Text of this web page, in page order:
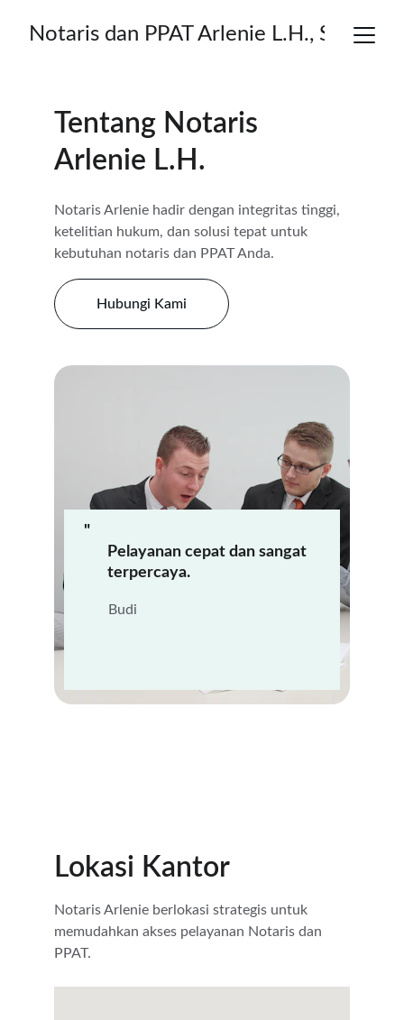
Notaris dan PPAT Arlenie L.H.,
Tentang Notaris
Arlenie L.H.
Notaris Arlenie hadir dengan integritas tinggi,
ketelitian hukum, dan solusi tepat untuk
kebutuhan notaris dan PPAT Anda.
Pelayanan cepat dan sangat
terpercaya.
Budi
"
Hubungi Kami
Lokasi Kantor
Notaris Arlenie berlokasi strategis untuk
memudahkan akses pelayanan Notaris dan
PPAT.